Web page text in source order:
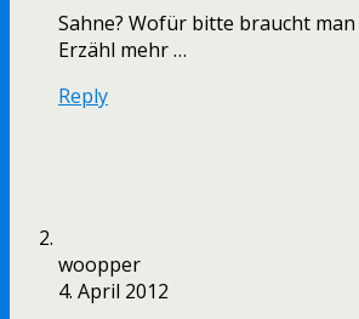
Sahne? Wofür bitte braucht
Erzähl mehr …
Reply
woopper
4. April 2012